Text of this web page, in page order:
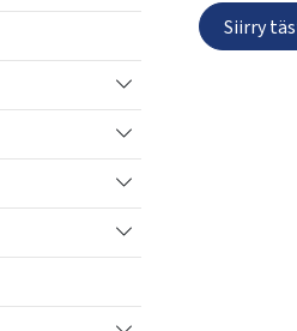
Vaihda alasvetovalikkoa
Vaihda alasvetovalikkoa
Vaihda alasvetovalikkoa
Vaihda alasvetovalikkoa
Siirry